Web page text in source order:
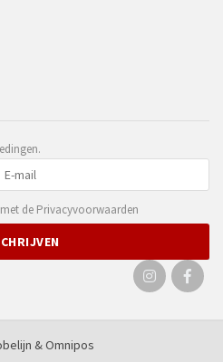
de Privacyvoorwaarden
&Omnipos